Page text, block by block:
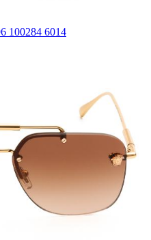
100284 6014